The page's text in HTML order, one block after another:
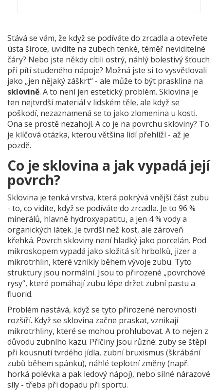
Stává se vám, že když se podíváte do zrcadla a otevřete
ústa široce, uvidíte na zubech tenké, téměř neviditelné
čáry? Nebo jste někdy cítili ostrý, náhlý bolestivý šťouch
při pítí studeného nápoje? Možná jste si to vysvětlovali
jako „jen nějaký záškrt“ - ale může to být prasklina na
sklovině. A to není jen estetický problém. Sklovina je
ten nejtvrdší materiál v lidském těle, ale když se
poškodí, nezaznamená se to jako zlomenina u kosti.
Ona se prostě nezahojí. A co je na povrchu skloviny? To
je klíčová otázka, kterou většina lidí přehlíží - až je
pozdě.
Co je sklovina a jak vypadá její
povrch?
Sklovina je tenká vrstva, která pokrývá vnější část zubu
- to, co vidíte, když se podíváte do zrcadla. Je to 96 %
minerálů, hlavně hydroxyapatitu, a jen 4 % vody a
organických látek. Je tvrdší než kost, ale zároveň
křehká. Povrch skloviny není hladký jako porcelán. Pod
mikroskopem vypadá jako složitá síť hrbolků, jizer a
mikrotrhlin, které vznikly během vývoje zubu. Tyto
struktury jsou normální. Jsou to přirozené „povrchové
rysy“, které pomáhají zubu lépe držet zubní pastu a
fluorid.
Problém nastává, když se tyto přirozené nerovnosti
rozšíří. Když se sklovina začne praskat, vznikají
mikrotrhliny, které se mohou prohlubovat. A to nejen z
důvodu zubního kazu. Příčiny jsou různé: zuby se štěpí
při kousnutí tvrdého jídla, zubní bruxismus (škrábání
zubů během spánku), náhlé teplotní změny (např.
horká polévka a pak ledový nápoj), nebo silné nárazové
síly - třeba při dopadu při sportu.